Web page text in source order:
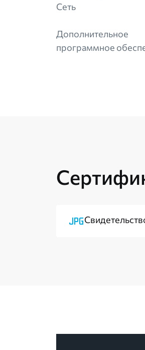
Сеть
Дополнительное
программное